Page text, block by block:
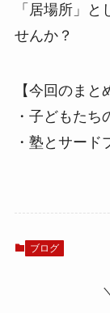
「居場所」
せんか？
【今回のまと
・子どもた
・塾とサー
ブログ